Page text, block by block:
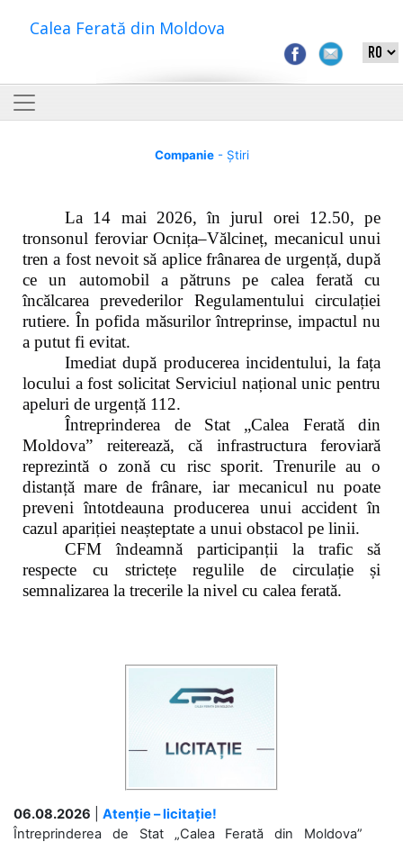
Calea Ferată din Moldova
Companie- Știri
La 14 mai 2026, în jurul orei 12.50, pe
tronsonul feroviar Ocnița–Vălcineț, mecanicul unui
tren a fost nevoit să aplice frânarea de urgență, după
ce un automobil a pătruns pe calea ferată cu
încălcarea prevederilor Regulamentului circulației
rutiere. În pofida măsurilor întreprinse, impactul nu
a putut fi evitat.
Imediat după producerea incidentului, la fața
locului a fost solicitat Serviciul național unic pentru
apeluri de urgență 112.
Întreprinderea de Stat „Calea Ferată din
Moldova” reiterează, că infrastructura feroviară
reprezintă o zonă cu risc sporit. Trenurile au o
distanță mare de frânare, iar mecanicul nu poate
preveni întotdeauna producerea unui accident în
cazul apariției neașteptate a unui obstacol pe linii.
CFM îndeamnă participanții la trafic să
respecte cu strictețe regulile de circulație și
semnalizarea la trecerile la nivel cu calea ferată.
06.08.2026
Atenție – licitație!
Întreprinderea de Stat „Calea Ferată din Moldova”